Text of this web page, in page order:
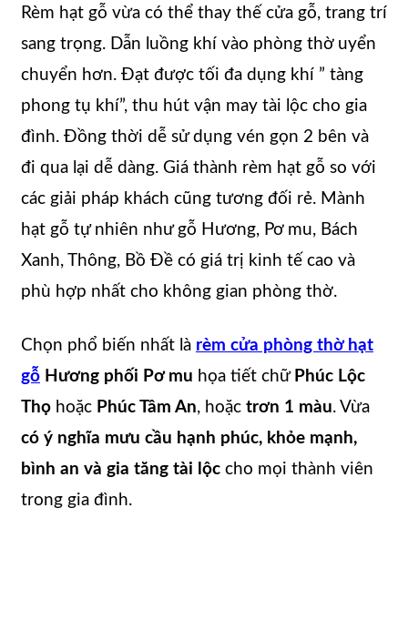
Rèm hạt gỗ vừa có thể thay thế cửa gỗ, trang trí
sang trọng. Dẫn luồng khí vào phòng thờ uyển
chuyển hơn. Đạt được tối đa dụng khí ” tàng
phong tụ khí”, thu hút vận may tài lộc cho gia
đình. Đồng thời dễ sử dụng vén gọn 2 bên và
đi qua lại dễ dàng. Giá thành rèm hạt gỗ so với
các giải pháp khách cũng tương đối rẻ. Mành
hạt gỗ tự nhiên như gỗ Hương, Pơ mu, Bách
Xanh, Thông, Bồ Đề có giá trị kinh tế cao và
phù hợp nhất cho không gian phòng thờ.
Chọn phổ biến nhất là rèm cửa phòng thờ hạt
gỗ Hương phối Pơ mu họa tiết chữ Phúc Lộc
Thọ hoặc Phúc Tâm An, hoặc trơn 1 màu. Vừa
có ý nghĩa mưu cầu hạnh phúc, khỏe mạnh,
bình an và gia tăng tài lộc cho mọi thành viên
trong gia đình.